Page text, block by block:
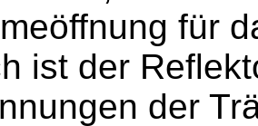
für
ist der
der